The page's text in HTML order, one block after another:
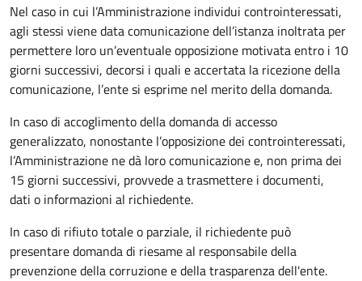
Nel caso in cui l’Amministrazione individui controinteressati,
agli stessi viene data comunicazione dell’istanza inoltrata per
permettere loro un’eventuale opposizione motivata entro i 10
giorni successivi, decorsi i quali e accertata la ricezione della
comunicazione, l’ente si esprime nel merito della domanda.
In caso di accoglimento della domanda di accesso
generalizzato, nonostante l’opposizione dei controinteressati,
l’Amministrazione ne dà loro comunicazione e, non prima dei
15 giorni successivi, provvede a trasmettere i documenti,
dati o informazioni al richiedente.
In caso di rifiuto totale o parziale, il richiedente può
presentare domanda di riesame al responsabile della
prevenzione della corruzione e della trasparenza dell'ente.